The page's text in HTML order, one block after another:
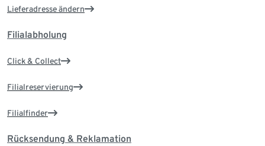
Lieferadresse ändern
Filialabholung
Click & Collect
Filialreservierung
Filialfinder
Rücksendung & Reklamation